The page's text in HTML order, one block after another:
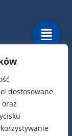
dostosowane